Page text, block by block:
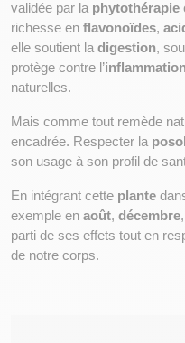
validée par la phytothérapie
richesse en flavonoïdes,
elle soutient la digestion,
protège contre l’
naturelles.
Mais comme tout remède
encadrée. Respecter la
son usage à son profil de
En intégrant cette plante
exemple en août, décembre
parti de ses effets tout en
de notre corps.